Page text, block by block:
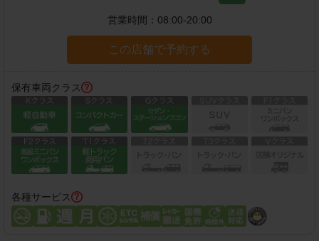
営業時間： 08:00-20:00
この店舗で予約する
保有車両クラス
各種サービス